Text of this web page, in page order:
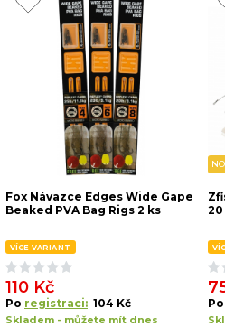
Fox Návazce Edges Wide Gape
Beaked PVA Bag Rigs 2 ks
VÍCE VARIANT
110 Kč
Po registraci: 104 Kč
Skladem - můžete mít dnes
20
Po